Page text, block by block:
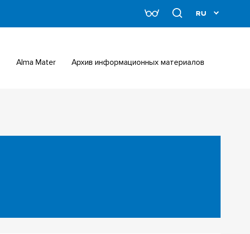
Alma Mater Архив информационных материалов